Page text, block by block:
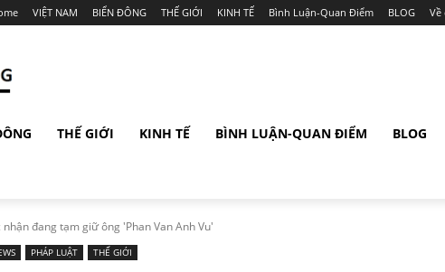
VIỆT NAM BIỂN ĐÔNG THẾ GIỚI KINH TẾ Bình Luận-Quan Điểm BLOG Về
THẾ GIỚI KINH TẾ BÌNH LUẬN-QUAN ĐIỂM BLOG
đang tạm giữ ông 'Phan Van Anh Vu'
PHÁP LUẬT THẾ GIỚI